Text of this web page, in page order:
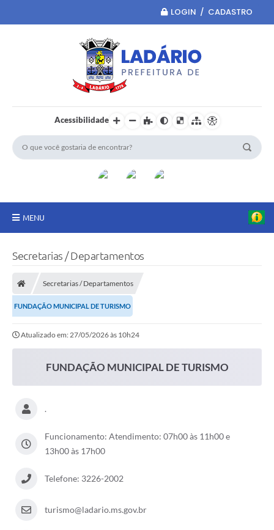
LOGIN / CADASTRO
Acessibilidade
MENU
Secretarias
Notícias
SIC
Galeria de Fotos
Secretarias / Departamentos
Secretarias / Departamentos
FUNDAÇÃO MUNICIPAL DE TURISMO
Atualizado em: 27/05/2026 às 10h24
FUNDAÇÃO MUNICIPAL DE TURISMO
.
Funcionamento: Atendimento: 07h00 às 11h00 e
13h00 às 17h00
Telefone: 3226-2002
turismo@ladario.ms.gov.br